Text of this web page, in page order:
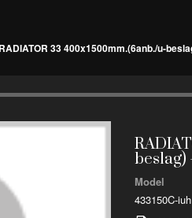
RADIATOR 33 400x1500mm.(6anb./u-
beslag)
Model
433150C-iuh